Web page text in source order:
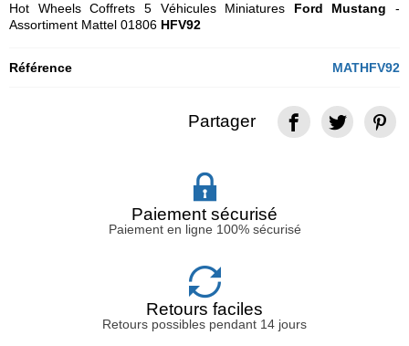
Hot Wheels Coffrets 5 Véhicules Miniatures Ford Mustang -
Assortiment Mattel 01806 HFV92
Référence MATHFV92
Partager
Paiement sécurisé
Paiement en ligne 100% sécurisé
Retours faciles
Retours possibles pendant 14 jours